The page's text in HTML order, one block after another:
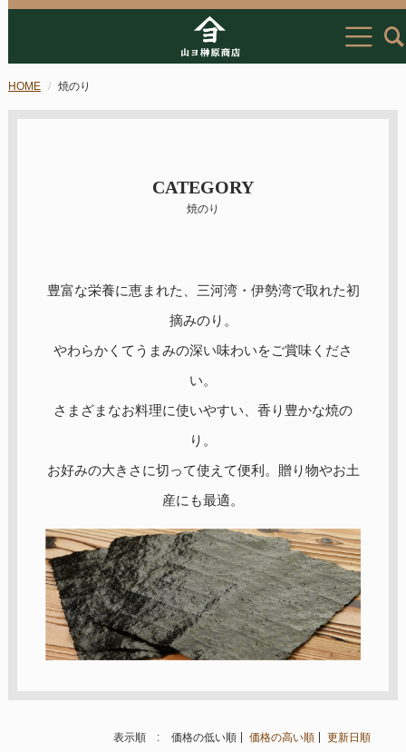
HOME 焼のり
CATEGORY
焼のり
豊富な栄養に恵まれた、三河湾・伊勢湾で取れた初
摘みのり。
やわらかくてうまみの深い味わいをご賞味くださ
い。
さまざまなお料理に使いやすい、香り豊かな焼の
り。
お好みの大きさに切って使えて便利。贈り物やお土
産にも最適。
表示順 : 価格の低い順 価格の高い順 更新日順